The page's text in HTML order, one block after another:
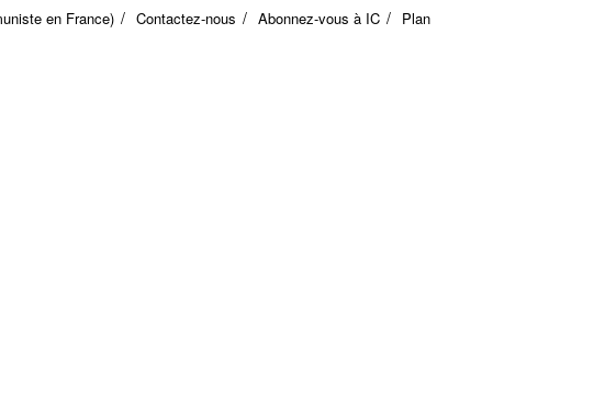
en France) Contactez-nous Abonnez-vous à IC Plan